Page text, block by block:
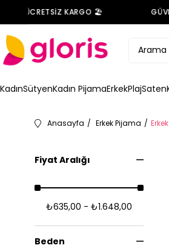
ÜCRETSİZ KARGO 🏖️
KadınSütyenKadın PijamaErkekPlajSaten
Anasayfa Erkek Pijama
Fiyat Aralığı
₺635,00 - ₺1.648,00
Beden